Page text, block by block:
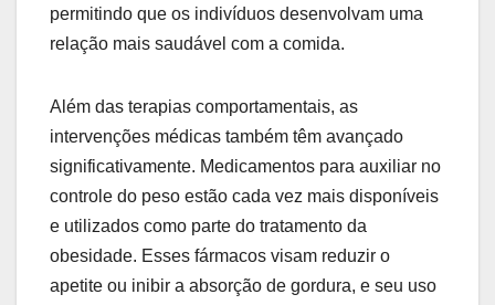
permitindo que os indivíduos desenvolvam uma
relação mais saudável com a comida.
Além das terapias comportamentais, as
intervenções médicas também têm avançado
significativamente. Medicamentos para auxiliar no
controle do peso estão cada vez mais disponíveis
e utilizados como parte do tratamento da
obesidade. Esses fármacos visam reduzir o
apetite ou inibir a absorção de gordura, e seu uso